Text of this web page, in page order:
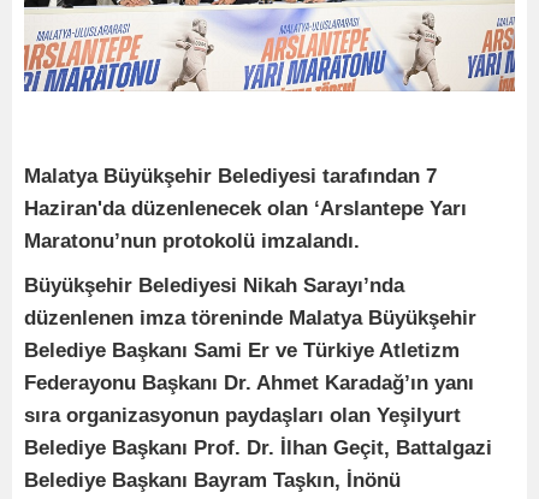
Malatya Büyükşehir Belediyesi tarafından 7
Haziran'da düzenlenecek olan ‘Arslantepe Yarı
Maratonu’nun protokolü imzalandı.
Büyükşehir Belediyesi Nikah Sarayı’nda
düzenlenen imza töreninde Malatya Büyükşehir
Belediye Başkanı Sami Er ve Türkiye Atletizm
Federayonu Başkanı Dr. Ahmet Karadağ’ın yanı
sıra organizasyonun paydaşları olan Yeşilyurt
Belediye Başkanı Prof. Dr. İlhan Geçit, Battalgazi
Belediye Başkanı Bayram Taşkın, İnönü